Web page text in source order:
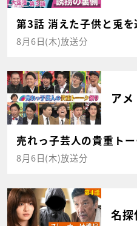
第3話 消えた子供と兎を
8月6日(木)放送分
アメ
売れっ子芸人の貴重ト
8月6日(木)放送分
名探